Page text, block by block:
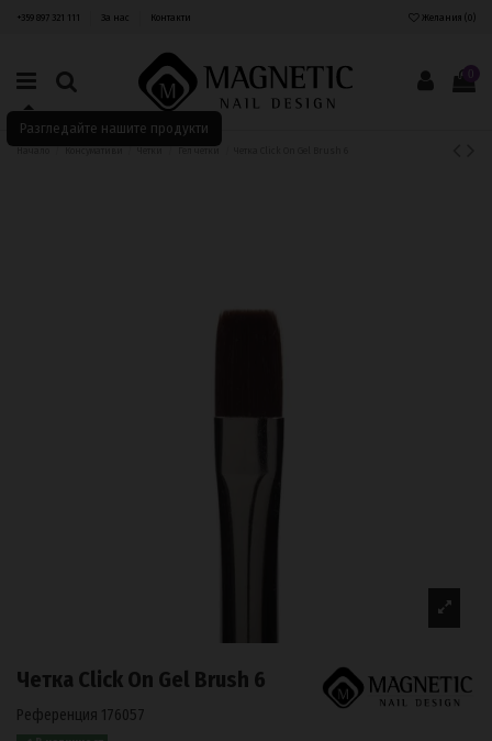
+359 897 321 111 За нас Контакти Желания (0)
Разгледайте нашите продукти
0
Начало Консумативи Четки Гел четки
Четка Click On Gel Brush 6
Референция 176057